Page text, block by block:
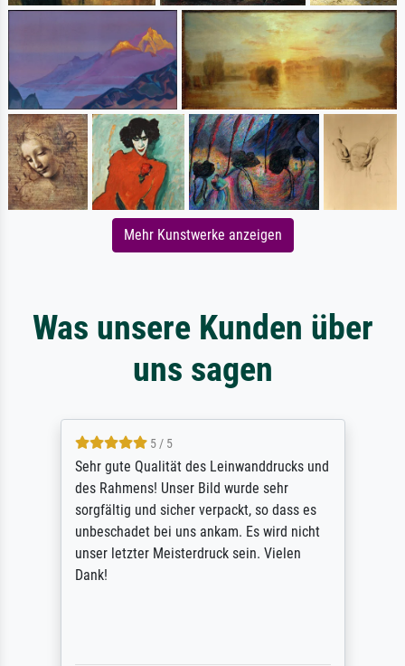
Mehr Kunstwerke anzeigen
Was unsere Kunden über
uns sagen
5 / 5
Sehr gute Qualität des Leinwanddrucks und
des Rahmens! Unser Bild wurde sehr
sorgfältig und sicher verpackt, so dass es
unbeschadet bei uns ankam. Es wird nicht
unser letzter Meisterdruck sein. Vielen
Dank!